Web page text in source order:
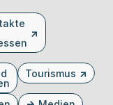
Tourismus